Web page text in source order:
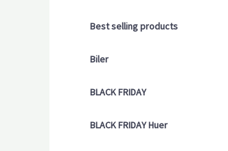
Best selling products
Biler
BLACK FRIDAY
BLACK FRIDAY Huer